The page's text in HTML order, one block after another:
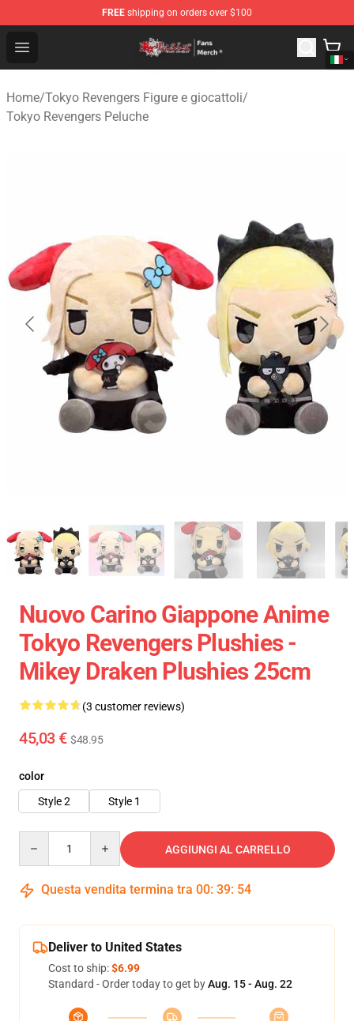
FREE shipping on orders over $100
Open menu
Tokyo Revengers Store - Official Tokyo Revengers
Home/Tokyo Revengers Figure e giocattoli/
Tokyo Revengers Peluche
Nuovo Carino Giappone Anime
Tokyo Revengers Plushies -
Mikey Draken Plushies 25cm
(3 customer reviews)
45,03 € $48.95
color
Style 2
Style 1
AGGIUNGI AL CARRELLO
Questa vendita termina tra 00: 39: 53
Deliver to United States
Cost to ship:$6.99
Standard - Order today to get byAug. 15 - Aug. 22